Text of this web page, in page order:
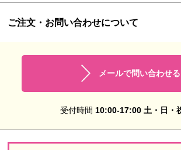
ご注文・お問い合わせについて
メールで問い合わせる
受付時間10:00-17:00 土・日・